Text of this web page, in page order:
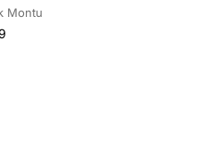
Montu